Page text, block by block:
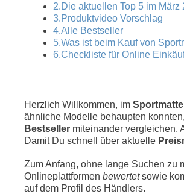
2.Die aktuellen Top 5 im März
3.Produktvideo Vorschlag
4.Alle Bestseller
5.Was ist beim Kauf von
6.Checkliste für Online
Herzlich Willkommen, im
ähnliche Modelle behaupten
Bestseller miteinander vergleichen.
Damit Du schnell über aktuelle
Zum Anfang, ohne lange Suchen zu
Onlineplattformen bewertetsowie
auf dem Profil des Händlers.